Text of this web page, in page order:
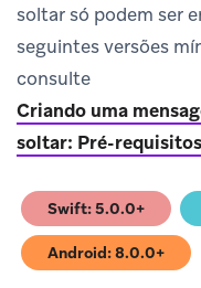
soltar só podem ser
seguintes versões
consulte
Criando uma
soltar: Pré-requisitos
Swift: 5.0.0+
(opens in new tab)
Android: 8.0.0+
(opens in new tab)